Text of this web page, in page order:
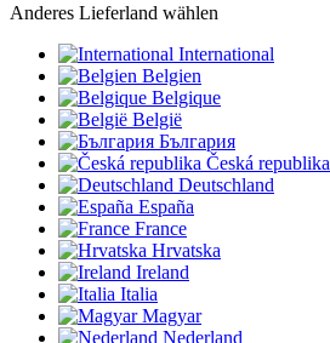
Anderes Lieferland wählen
International
Belgien
Belgique
België
България
Česká republika
Deutschland
España
France
Hrvatska
Ireland
Italia
Magyar
Nederland